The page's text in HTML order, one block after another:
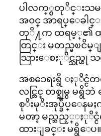
ပါလက္္စတုိင္းသမ
အ၀င္ အာရပ္ေခါင္း
တုိ႔က ထရမ့္၏ ထုိ
တြင္း မတည္မၿငိမ္
သြားေစႏုိင္သည္ဟု
အစၥေရးရွိ ႏုိင္ငံတ
လင္တြင္ တစ္ခုမွ မရွိ
စုိးမုိးအုပ္ခ်ဳပ္ေနမ
မၻာ့ မည္သည့္ႏုိင္
ထားျခင္း မရွိေပ။